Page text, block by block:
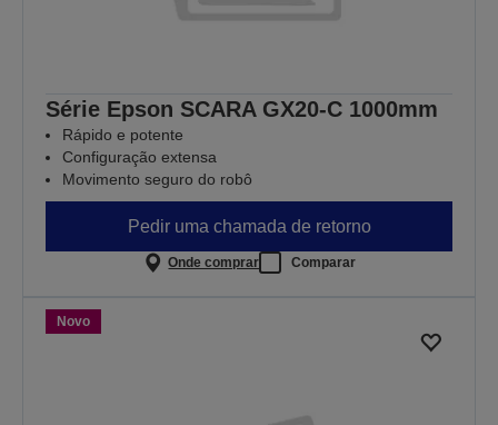
Série Epson SCARA GX20-C 1000mm
Rápido e potente
Configuração extensa
Movimento seguro do robô
Pedir uma chamada de retorno
Onde comprar Comparar
Novo